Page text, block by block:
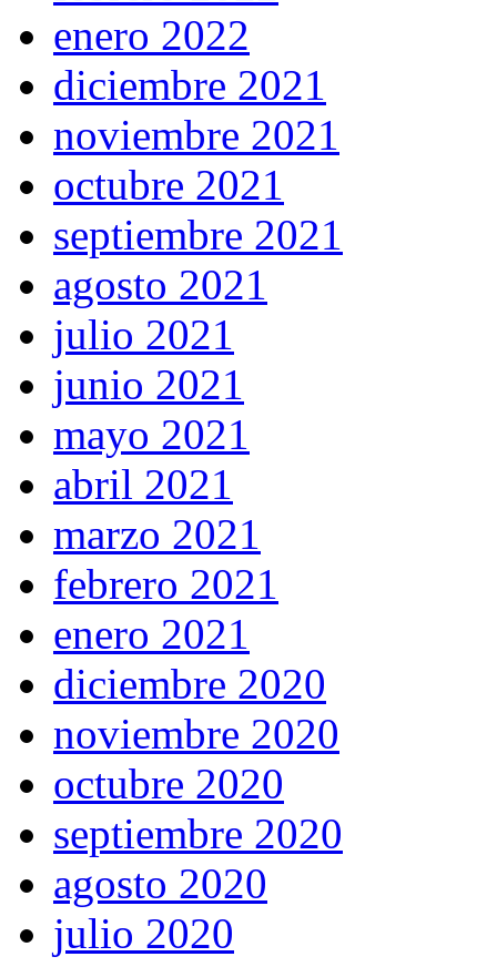
enero 2022
diciembre 2021
noviembre 2021
octubre 2021
septiembre 2021
agosto 2021
julio 2021
junio 2021
mayo 2021
abril 2021
marzo 2021
febrero 2021
enero 2021
diciembre 2020
noviembre 2020
octubre 2020
septiembre 2020
agosto 2020
julio 2020